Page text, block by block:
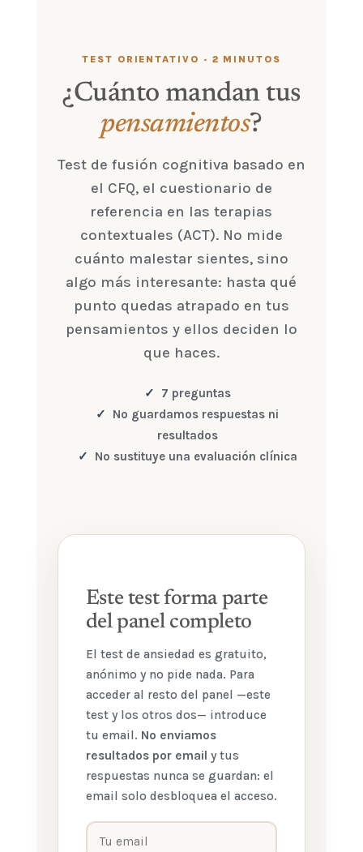
TEST ORIENTATIVO · 2 MINUTOS
¿Cuánto mandan tus
pensamientos?
Test de fusión cognitiva basado en
el CFQ, el cuestionario de
referencia en las terapias
contextuales (ACT). No mide
cuánto malestar sientes, sino
algo más interesante: hasta qué
punto quedas atrapado en tus
pensamientos y ellos deciden lo
que haces.
7 preguntas
No guardamos respuestas ni
resultados
No sustituye una evaluación clínica
Este test forma parte
del panel completo
El test de ansiedad es gratuito,
anónimo y no pide nada. Para
acceder al resto del panel —este
test y los otros dos— introduce
tu email. No enviamos
resultados por email y tus
respuestas nunca se guardan: el
email solo desbloquea el acceso.